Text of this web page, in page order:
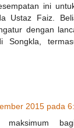
ini
Ustaz Faiz.
dengan
Songkla,
2015 pada
maksimum